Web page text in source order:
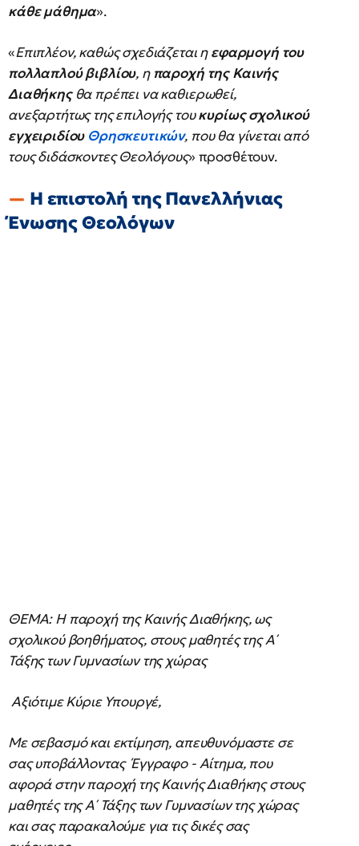
κάθε μάθημα».
«Επιπλέον, καθώς σχεδιάζεται ηεφαρμογή του
πολλαπλού βιβλίου, η παροχή της Καινής
Διαθήκηςθα πρέπει να καθιερωθεί,
ανεξαρτήτως της επιλογής τουκυρίως σχολικού
εγχειριδίου Θρησκευτικών, που θα γίνεται από
τους διδάσκοντες Θεολόγους» προσθέτουν.
Η επιστολή της Πανελλήνιας
Ένωσης Θεολόγων
ΘΕΜΑ: Η παροχή της Καινής Διαθήκης, ως
σχολικού βοηθήματος, στους μαθητές της Α΄
Τάξης των Γυμνασίων της χώρας
Αξιότιμε Κύριε Υπουργέ,
Με σεβασμό και εκτίμηση, απευθυνόμαστε σε
σας υποβάλλοντας Έγγραφο - Αίτημα, που
αφορά στην παροχή της Καινής Διαθήκης στους
μαθητές της Α΄ Τάξης των Γυμνασίων της χώρας
και σας παρακαλούμε για τις δικές σας